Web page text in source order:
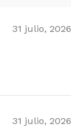
31 julio, 2026
31 julio, 2026